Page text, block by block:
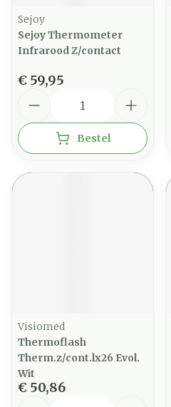
Sejoy
Sejoy Thermometer
Infrarood Z/contact
€ 59,95
Bestel
Visiomed
Thermoflash
Therm.z/cont.lx26 Evol.
Wit
€ 50,86